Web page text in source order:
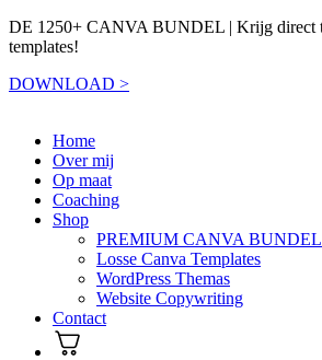
de
inhoud
DE 1250+ CANVA BUNDEL | Krijg direct
templates!
DOWNLOAD >
Home
Over mij
Op maat
Coaching
Shop
PREMIUM CANVA BUNDEL
Losse Canva Templates
WordPress Themas
Website Copywriting
Contact